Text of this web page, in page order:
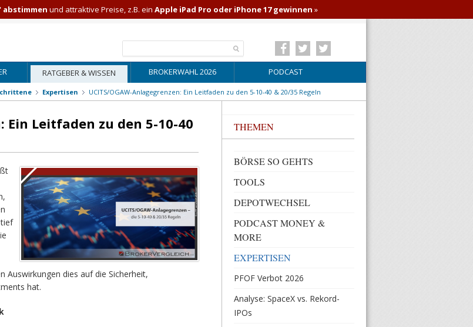
RATGEBER & WISSEN BROKERWAHL 2026 PODCAST
Expertisen UCITS/OGAW-Anlagegrenzen: Ein Leitfaden zu den 5-10-40 & 20/35 Regeln
THEMEN
BÖRSE SO GEHTS
TOOLS
DEPOTWECHSEL
PODCAST MONEY &
MORE
EXPERTISEN
PFOF Verbot 2026
Analyse: SpaceX vs. Rekord-
IPOs
Ein Leitfaden zu den 5-10-40
Auswirkungen dies auf die Sicherheit,
hat.
abstimmen und attraktive Preise, z.B. ein Apple iPad Pro oder iPhone 17 gewinnen »